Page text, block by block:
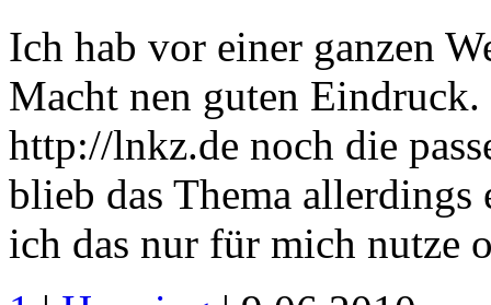
Ich hab vor einer ganzen
Macht nen guten
http://lnkz.de noch die
blieb das Thema allerdings
ich das nur für mich nutze